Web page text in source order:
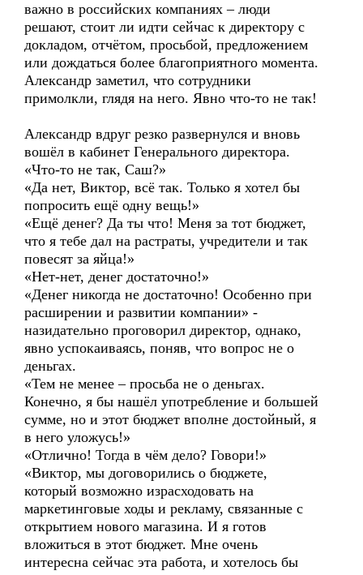
важно в российских компаниях – люди
решают, стоит ли идти сейчас к директору с
докладом, отчётом, просьбой, предложением
или дождаться более благоприятного момента.
Александр заметил, что сотрудники
примолкли, глядя на него. Явно что-то не так!
Александр вдруг резко развернулся и вновь
вошёл в кабинет Генерального директора.
«Что-то не так, Саш?»
«Да нет, Виктор, всё так. Только я хотел бы
попросить ещё одну вещь!»
«Ещё денег? Да ты что! Меня за тот бюджет,
что я тебе дал на растраты, учредители и так
повесят за яйца!»
«Нет-нет, денег достаточно!»
«Денег никогда не достаточно! Особенно при
расширении и развитии компании» -
назидательно проговорил директор, однако,
явно успокаиваясь, поняв, что вопрос не о
деньгах.
«Тем не менее – просьба не о деньгах.
Конечно, я бы нашёл употребление и большей
сумме, но и этот бюджет вполне достойный, я
в него уложусь!»
«Отлично! Тогда в чём дело? Говори!»
«Виктор, мы договорились о бюджете,
который возможно израсходовать на
маркетинговые ходы и рекламу, связанные с
открытием нового магазина. И я готов
вложиться в этот бюджет. Мне очень
интересна сейчас эта работа, и хотелось бы